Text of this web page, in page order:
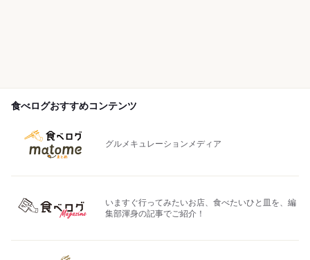
食べログおすすめコンテンツ
グルメキュレーションメディア
いますぐ行ってみたいお店、食べたいひと皿を、編
集部渾身の記事でご紹介！